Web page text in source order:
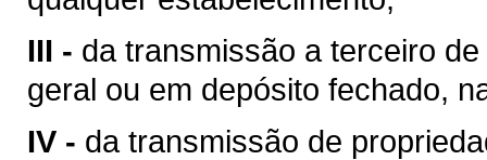
III - da transmissão a terceiro
geral ou em depósito fechado,
IV - da transmissão de